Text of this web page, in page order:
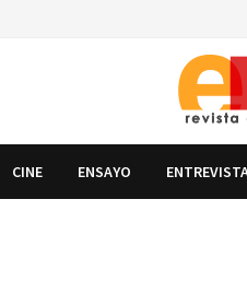
CINE ENSAYO